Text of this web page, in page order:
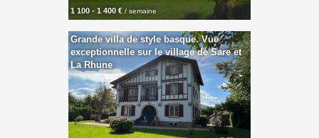
1 100 - 1 400 € / semaine
Grande villa de style basque. Vue
exceptionnelle sur le village de Sare et
La Rhune